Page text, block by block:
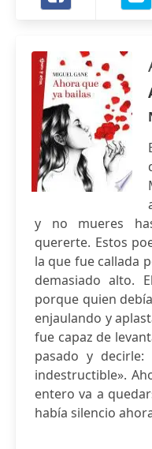
y no mueres
quererte. Estos
la que fue callada
demasiado alto.
porque quien
enjaulando y
fue capaz de
pasado y
indestructible».
entero va a
había silencio